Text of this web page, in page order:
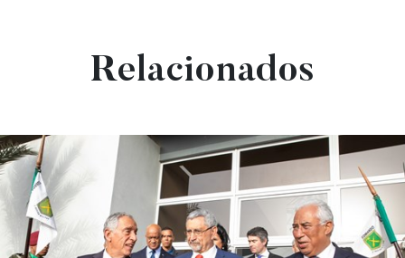
Relacionados